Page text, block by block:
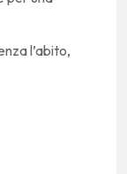
l’abito,